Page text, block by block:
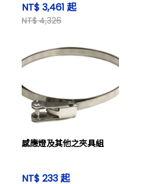
NT$ 3,461 起
NT$ 4,326
感應燈及其他之夾具組
NT$ 233 起